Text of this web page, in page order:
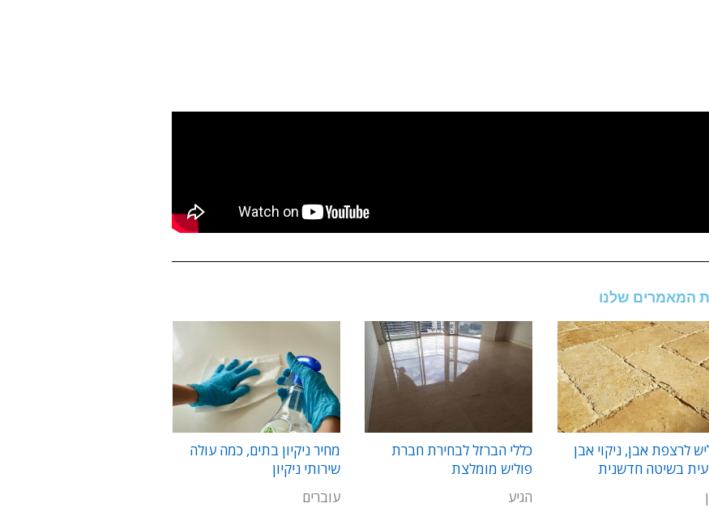
המאמרים שלנו
לרצפת אבן, ניקוי אבן
בשיטה חדשנית
כללי הברזל לבחירת חברת
פוליש מומלצת
הגיע
מחיר ניקיון בתים, כמה עולה
שירותי ניקיון
עוברים